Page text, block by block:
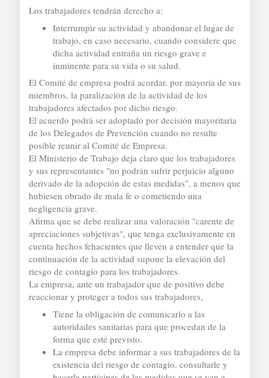
Los trabajadores tendrán derecho a:
Interrumpir su actividad y abandonar el lugar de
trabajo, en caso necesario, cuando considere que
dicha actividad entraña un riesgo grave e
inminente para su vida o su salud.
El Comité de empresa podrá acordar, por mayoría de sus
miembros, la paralización de la actividad de los
trabajadores afectados por dicho riesgo.
El acuerdo podrá ser adoptado por decisión mayoritaria
de los Delegados de Prevención cuando no resulte
posible reunir al Comité de Empresa.
El Ministerio de Trabajo deja claro que los trabajadores
y sus representantes "no podrán sufrir perjuicio alguno
derivado de la adopción de estas medidas", a menos que
hubiesen obrado de mala fe o cometiendo una
negligencia grave.
Afirma que se debe realizar una valoración "carente de
apreciaciones subjetivas", que tenga exclusivamente en
cuenta hechos fehacientes que lleven a entender que la
continuación de la actividad supone la elevación del
riesgo de contagio para los trabajadores.
La empresa, ante un trabajador que de positivo debe
reaccionar y proteger a todos sus trabajadores,
Tiene la obligación de comunicarlo a las
autoridades sanitarias para que procedan de la
forma que esté previsto.
La empresa debe informar a sus trabajadores de la
existencia del riesgo de contagio, consultarle y